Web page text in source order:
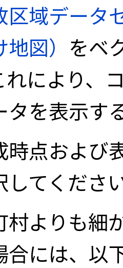
区域データ
図） をベ
れにより、
タを表示す
時点および
してくださ
村よりも細
合には、以